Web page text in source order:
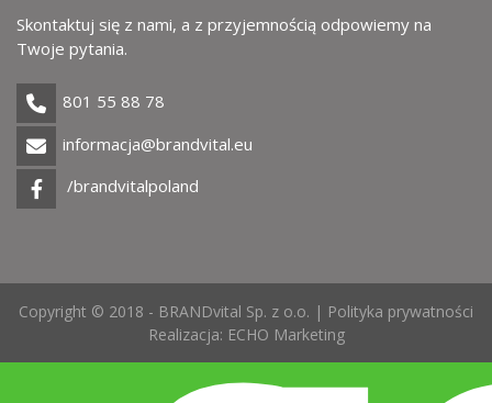
Skontaktuj się z nami, a z przyjemnością odpowiemy na
Twoje pytania.
801 55 88 78
informacja@brandvital.eu
/brandvitalpoland
Copyright © 2018 - BRANDvital Sp. z o.o. | Polityka prywatności
Realizacja: ECHO Marketing